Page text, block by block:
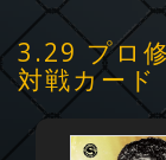
3.29 プロ
対戦カード